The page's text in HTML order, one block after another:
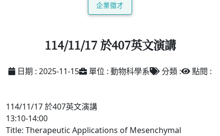
企業徵才
114/11/17 於407英文演講
日期 : 2025-11-15 單位 : 動物科學系 分類 : 點閱 :
114/11/17 於407英文演講
13:10-14:00
Title: Therapeutic Applications of Mesenchymal